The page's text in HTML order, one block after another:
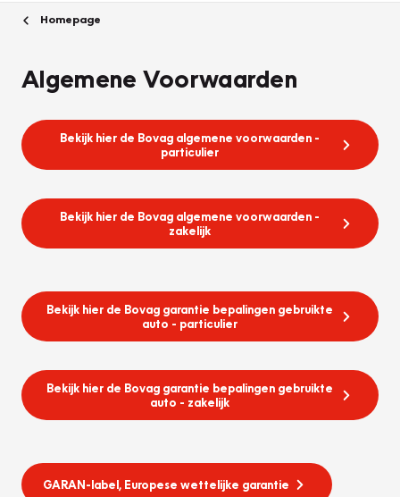
Homepage
Algemene Voorwaarden
Bekijk hier de Bovag algemene voorwaarden -
particulier
Bekijk hier de Bovag algemene voorwaarden -
zakelijk
Bekijk hier de Bovag garantie bepalingen gebruikte
auto - particulier
Bekijk hier de Bovag garantie bepalingen gebruikte
auto - zakelijk
GARAN-label, Europese wettelijke garantie